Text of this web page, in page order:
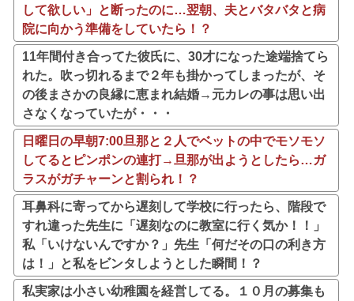
して欲しい」と断ったのに…翌朝、夫とバタバタと病
院に向かう準備をしていたら！？
11年間付き合ってた彼氏に、30才になった途端捨てら
れた。吹っ切れるまで２年も掛かってしまったが、そ
の後まさかの良縁に恵まれ結婚→元カレの事は思い出
さなくなっていたが・・・
日曜日の早朝7:00旦那と２人でベットの中でモソモソ
してるとピンポンの連打→旦那が出ようとしたら…ガ
ラスがガチャーンと割られ！？
耳鼻科に寄ってから遅刻して学校に行ったら、階段で
すれ違った先生に「遅刻なのに教室に行く気か！！」
私「いけないんですか？」先生「何だその口の利き方
は！」と私をビンタしようとした瞬間！？
私実家は小さい幼稚園を経営してる。１０月の募集も